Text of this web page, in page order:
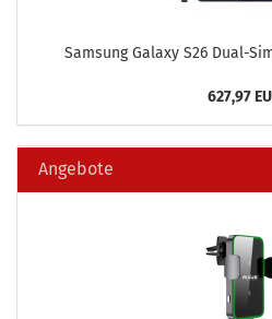
Sam­sung Ga­la­xy S26 Dual-​
627,97
Angebote